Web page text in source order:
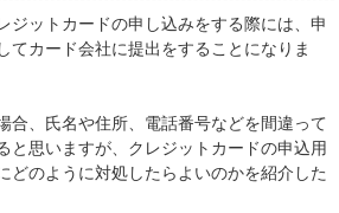
ジットカードの申し込みをする際には、申
てカード会社に提出をすることになりま
合、氏名や住所、電話番号などを間違って
と思いますが、クレジットカードの申込用
どのように対処したらよいのかを紹介した